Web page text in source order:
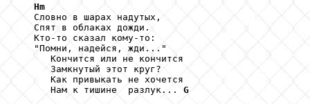
Hm
   Словно в шарах надутых,
   Спят в облаках дожди.
   Кто-то сказал кому-то:
   "Помни, надейся, жди..."
      Кончится или не кончится
      Замкнутый этот круг?
      Как привыкать не хочется
      Нам к тишине  разлук...
G